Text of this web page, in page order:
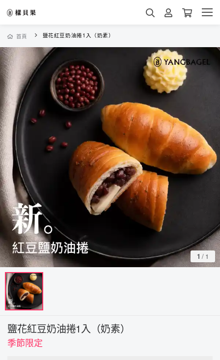
首頁 鹽花紅豆奶油捲1入（奶素）
1 / 1
鹽花紅豆奶油捲1入（奶素）
季節限定